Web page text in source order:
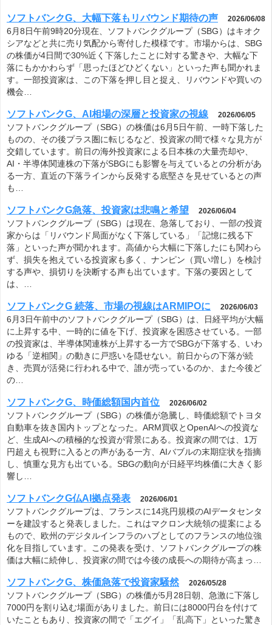
ソフトバンクG、大幅下落もリバウンド期待の声 2026/06/08
6月8日午前9時20分現在、ソフトバンクグループ（SBG）はキオク
シアなどと共に売り気配から寄付した模様です。市場からは、SBG
の株価が4日間で30%近く下落したことに対する驚きや、大幅な下
落にもかかわらず「思ったほどひどくない」といった声も聞かれま
す。一部投資家は、この下落を押し目と捉え、リバウンドや買いの
機会…
ソフトバンクG、AI相場の深層と投資家の視線 2026/06/05
ソフトバンクグループ（SBG）の株価は6月5日午前、一時下落した
ものの、その後プラス圏に転じるなど、投資家の間で様々な見方が
交錯しています。前日の海外投資家による日本株の大量売却や、
AI・半導体関連株の下落がSBGにも影響を与えているとの分析があ
る一方、直近の下落ラインから反発する底堅さを見せているとの声
も…
ソフトバンクG急落、投資家は悲鳴と希望 2026/06/04
ソフトバンクグループ（SBG）は現在、急落しており、一部の投資
家からは「リバウンド局面がなく下落している」「記憶に残る下
落」といった声が聞かれます。高値から大幅に下落したにも関わら
ず、損失を抱えている投資家も多く、ナンピン（買い増し）を検討
する声や、損切りを決断する声も出ています。下落の要因として
は、…
ソフトバンクG 続落、市場の視線はARMIPOに 2026/06/03
6月3日午前中のソフトバンクグループ（SBG）は、日経平均が大幅
に上昇する中、一時的に値を下げ、投資家を困惑させている。一部
の投資家は、半導体関連株が上昇する一方でSBGが下落する、いわ
ゆる「逆相関」の動きに戸惑いを隠せない。前日からの下落が続
き、売買が活発に行われる中で、誰が売っているのか、また今後ど
の…
ソフトバンクG、時価総額国内首位 2026/06/02
ソフトバンクグループ（SBG）の株価が急騰し、時価総額でトヨタ
自動車を抜き国内トップとなった。ARM買収とOpenAIへの投資な
ど、生成AIへの積極的な投資が背景にある。投資家の間では、1万
円超えも視野に入るとの声がある一方、AIバブルの末期症状を指摘
し、慎重な見方も出ている。SBGの動向が日経平均株価に大きく影
響し…
ソフトバンクG仏AI拠点発表 2026/06/01
ソフトバンクグループは、フランスに14兆円規模のAIデータセンタ
ーを建設すると発表しました。これはマクロン大統領の提案による
もので、欧州のデジタルインフラのハブとしてのフランスの地位強
化を目指しています。この発表を受け、ソフトバンクグループの株
価は大幅に続伸し、投資家の間では今後の成長への期待が高まっ…
ソフトバンクG、株価急落で投資家騒然 2026/05/28
ソフトバンクグループ（SBG）の株価が5月28日朝、急激に下落し
7000円を割り込む場面がありました。前日には8000円台を付けて
いたこともあり、投資家の間で「エグイ」「乱高下」といった驚き